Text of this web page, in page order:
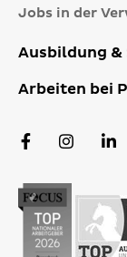
Jobs in der
Ausbildung &
Arbeiten bei
Facebook